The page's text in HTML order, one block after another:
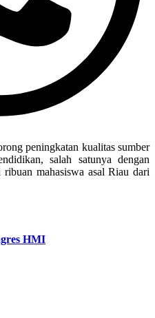
peningkatan kualitas sumber
salah satunya dengan
mahasiswa asal Riau dari
HMI